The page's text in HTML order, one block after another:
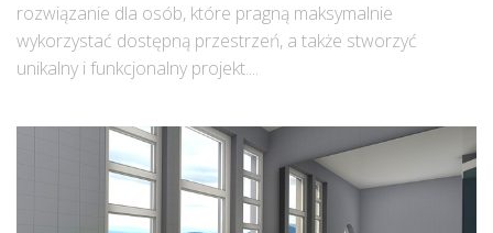
rozwiązanie dla osób, które pragną maksymalnie
wykorzystać dostępną przestrzeń, a także stworzyć
unikalny i funkcjonalny projekt....